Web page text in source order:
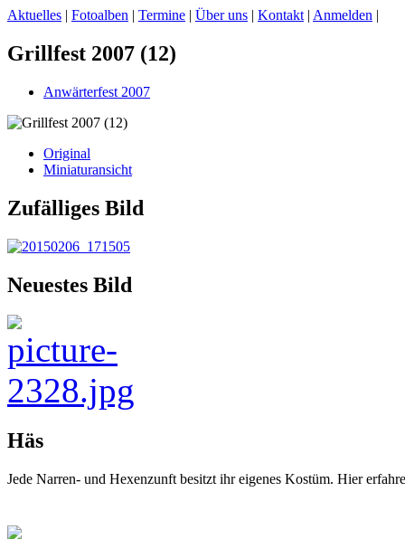
Aktuelles | Fotoalben | Termine | Über uns | Kontakt | Anmelden |
Grillfest 2007 (12)
Anwärterfest 2007
Original
Miniaturansicht
Zufälliges Bild
Neuestes Bild
Häs
Jede Narren- und Hexenzunft besitzt ihr eigenes Kostüm. Hier